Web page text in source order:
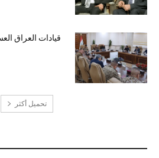
قيادات العراق
تحميل أكثر